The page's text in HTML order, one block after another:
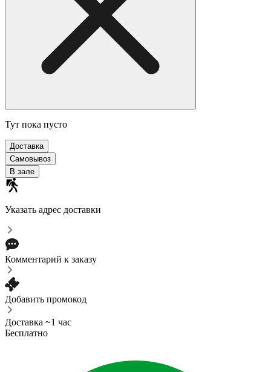
Тут пока пусто
Доставка
Самовывоз
В зале
Указать адрес доставки
Комментарий к заказу
Добавить промокод
Доставка ~1 час
Бесплатно